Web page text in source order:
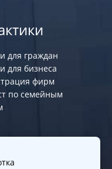
для граждан
для бизнеса
фирм
по семейным